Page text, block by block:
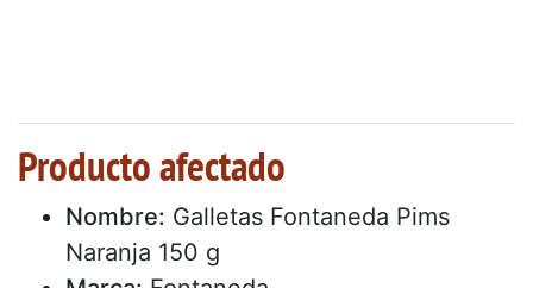
Producto afectado
Nombre: Galletas Fontaneda Pims
Naranja 150 g